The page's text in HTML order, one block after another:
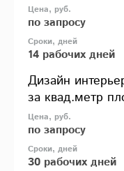
по запросу
14 рабочих дней
Дизайн
за квад.метр
по запросу
30 рабочих дней